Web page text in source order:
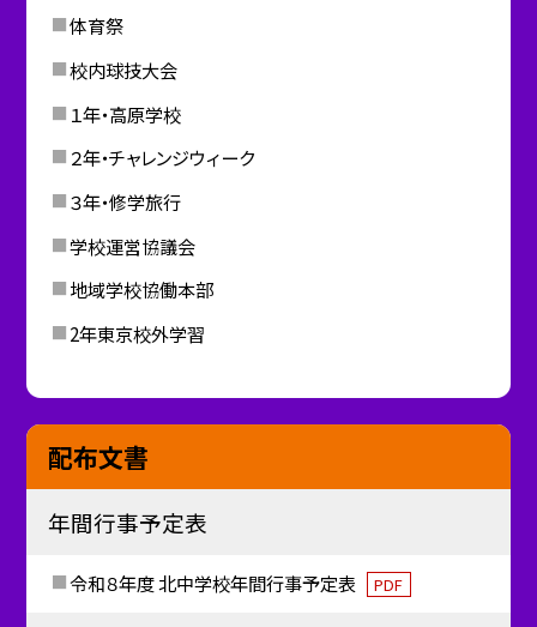
体育祭
校内球技大会
１年・高原学校
２年・チャレンジウィーク
３年・修学旅行
学校運営協議会
地域学校協働本部
2年東京校外学習
配布文書
年間行事予定表
令和８年度 北中学校年間行事予定表 PDF